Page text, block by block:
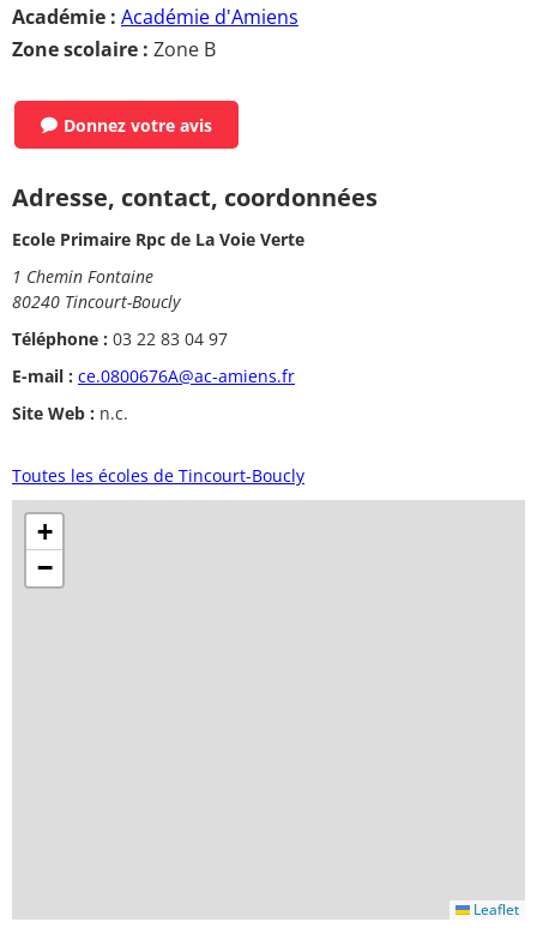
Académie : Académie d'Amiens
Zone scolaire : Zone B
Donnez votre avis
Adresse, contact, coordonnées
Ecole Primaire Rpc de La Voie Verte
1 Chemin Fontaine
80240 Tincourt-Boucly
Téléphone : 03 22 83 04 97
E-mail : ce.0800676A@ac-amiens.fr
Site Web : n.c.
Toutes les écoles de Tincourt-Boucly
+
−
Leaflet